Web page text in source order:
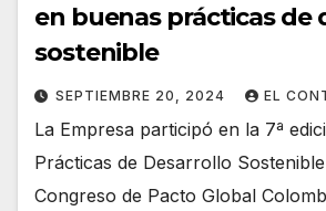
en buenas prácticas de
sostenible
SEPTIEMBRE 20, 2024 EL
La Empresa participó en la 7ª
Prácticas de Desarrollo
Congreso de Pacto Global